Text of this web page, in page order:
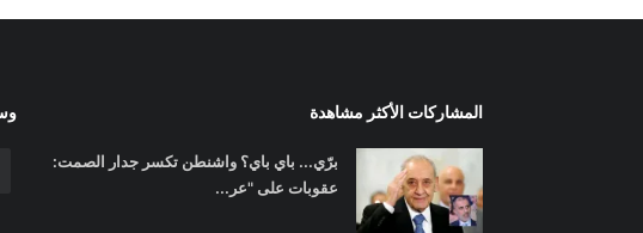
المشاركات الأكثر مشاهدة
برّي... باي باي؟ واشنطن تكسر جدار الصمت:
عقوبات على "عر...